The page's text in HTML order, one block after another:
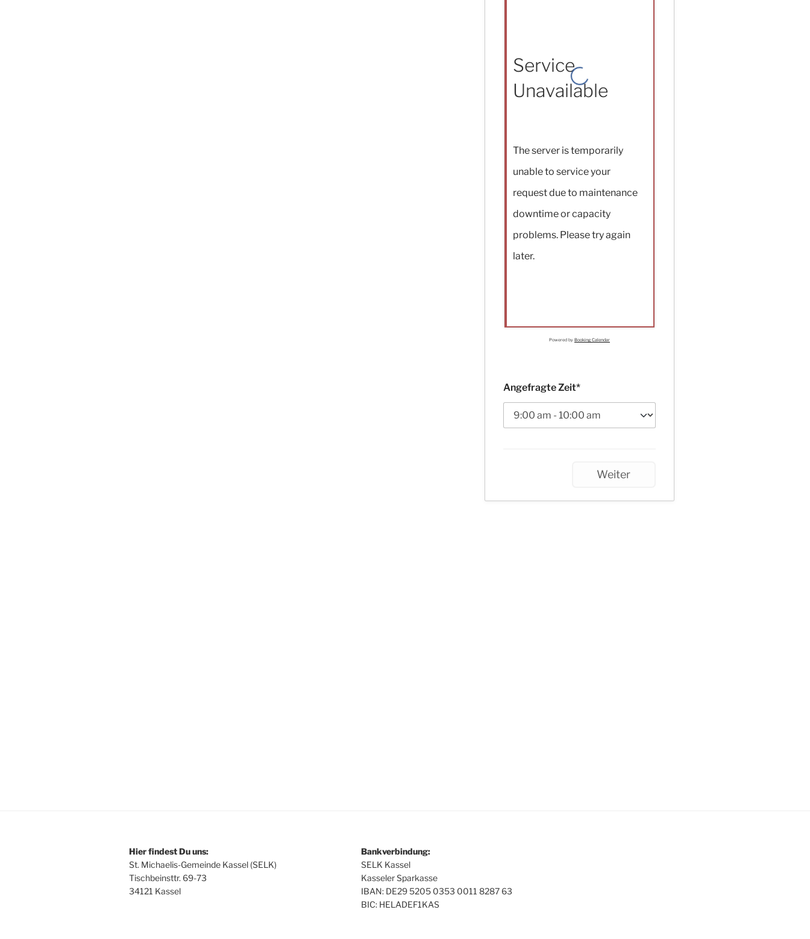
Service
Unavailable
The server is temporarily
unable to service your
request due to maintenance
downtime or capacity
problems. Please try again
later.
Powered by Booking Calendar
Angefragte Zeit*
Weiter
Hier findest Du uns:
St. Michaelis-Gemeinde Kassel (SELK)
Tischbeinsttr. 69-73
34121 Kassel
Bankverbindung:
SELK Kassel
Kasseler Sparkasse
IBAN: DE29 5205 0353 0011 8287 63
BIC: HELADEF1KAS